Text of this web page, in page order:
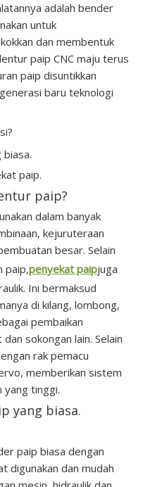
adalah bender
untuk
dan membentuk
paip CNC maju terus
paip disuntikkan
baru teknologi
biasa.
paip.
paip?
dalam banyak
kejuruteraan
besar. Selain
paip,penyekat paipjuga
Ini bermaksud
di kilang, lombong,
pembaikan
sokongan lain. Selain
rak pemacu
memberikan sistem
yang tinggi.
yang biasa.
paip biasa dengan
digunakan dan mudah